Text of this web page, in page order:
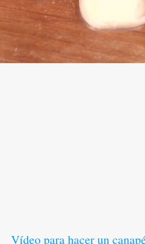
Vídeo para hacer un